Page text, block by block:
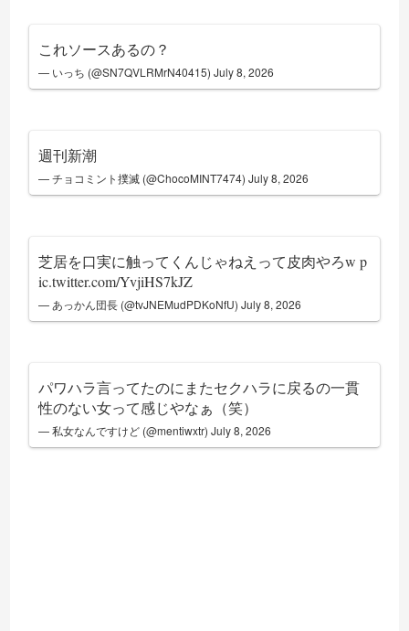
これソースあるの？
— いっち (@SN7QVLRMrN40415)July 8, 2026
週刊新潮
— チョコミント撲滅 (@ChocoMINT7474)July 8, 2026
芝居を口実に触ってくんじゃねえって皮肉やろwp
ic.twitter.com/YvjiHS7kJZ
— あっかん団長 (@tvJNEMudPDKoNfU)July 8, 2026
パワハラ言ってたのにまたセクハラに戻るの一貫
性のない女って感じやなぁ（笑）
— 私女なんですけど (@mentiwxtr)July 8, 2026